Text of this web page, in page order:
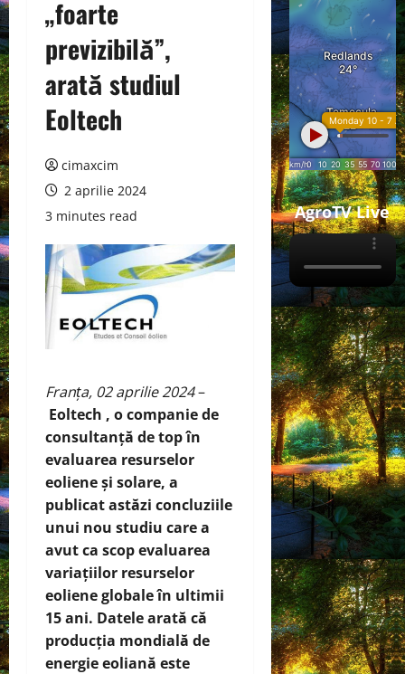
„foarte
previzibilă”,
arată studiul
Eoltech
cimaxcim
2 aprilie 2024
3 minutes read
Franța, 02 aprilie 2024–
Eoltech , o companie de
consultanță de top în
evaluarea resurselor
eoliene și solare, a
publicat astăzi concluziile
unui nou studiu care a
avut ca scop evaluarea
variațiilor resurselor
eoliene globale în ultimii
15 ani. Datele arată că
producția mondială de
energie eoliană este
AgroTV Live